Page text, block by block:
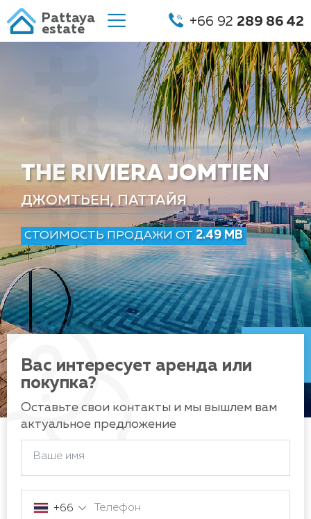
Pattaya
estate
+66 92 289 86 42
THE RIVIERA JOMTIEN
ДЖОМТЬЕН, ПАТТАЙЯ
СТОИМОСТЬ ПРОДАЖИ ОТ 2.49 MB
Вас интересует аренда или
покупка?
Оставьте свои контакты и мы вышлем вам
актуальное предложение
Ваше имя
+66 Телефон